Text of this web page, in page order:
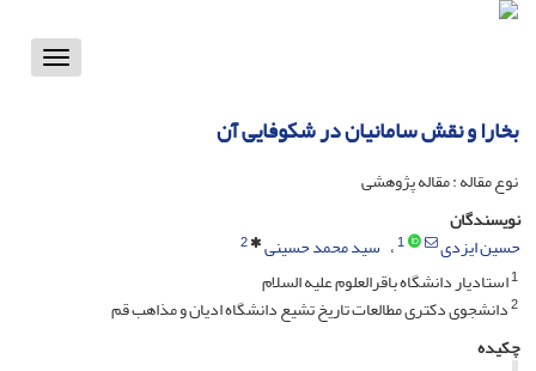
Toggle
بخارا و نقش سامانیان در شکوفایی آن
نوع مقاله : مقاله پژوهشی
نویسندگان
حسین ایزدی
1 سید محمد حسینی
2
1استادیار دانشگاه باقرالعلوم علیه السلام
2دانشجوی دکتری مطالعات تاریخ تشیع دانشگاه ادیان و مذاهب قم
چکیده